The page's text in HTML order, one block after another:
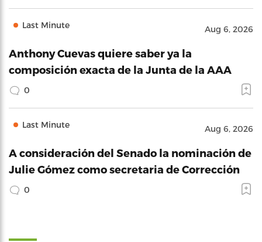
Last Minute Aug 6, 2026
Anthony Cuevas quiere saber ya la
composición exacta de la Junta de la AAA
0
Last Minute Aug 6, 2026
A consideración del Senado la nominación de
Julie Gómez como secretaria de Corrección
0